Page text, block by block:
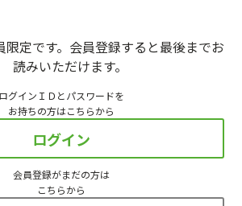
限定です。会員登録すると最後までお
読みいただけます。
ログインＩＤとパスワードを
お持ちの方はこちらから
ログイン
会員登録がまだの方は
こちらから